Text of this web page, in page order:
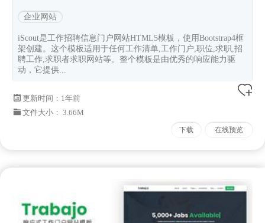
企业网站
iScout是工作招聘信息门户网站HTML5模板，使用Bootstrap4框
架创建。这个模板适用于任何工作清单,工作门户,职位,求职,招
聘工作,求职者求职网站等。整个模板是由优秀的响应能力驱
动，它提供...
更新时间： 1年前
文件大小： 3.66M
下载 在线预览